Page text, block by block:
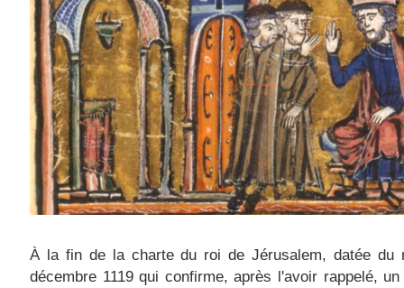
À la fin de la charte du roi de Jérusalem, datée du
décembre 1119 qui confirme, après l'avoir rappelé,